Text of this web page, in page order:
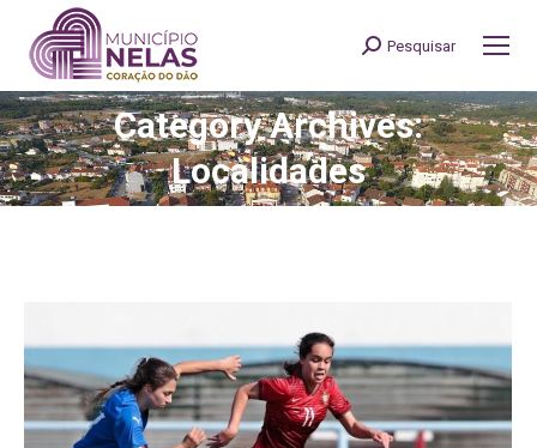
Search:
Pesquisar
Category Archives:
Localidades
You are here: